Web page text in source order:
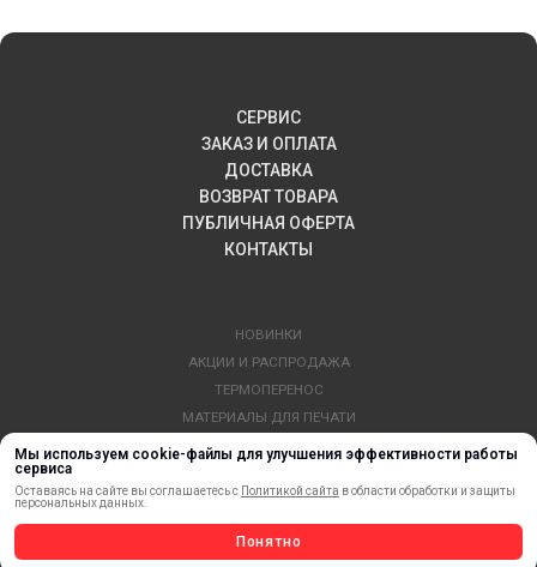
Мы используем cookie-файлы для улучшения эффективности работы
сервиса
Оставаясь на сайте вы соглашаетесь с Политикой сайта в области обработки и защиты
персональных данных.
Понятно
СЕРВИС
ЗАКАЗ И ОПЛАТА
ДОСТАВКА
ВОЗВРАТ ТОВАРА
ПУБЛИЧНАЯ ОФЕРТА
КОНТАКТЫ
НОВИНКИ
АКЦИИ И РАСПРОДАЖА
ТЕРМОПЕРЕНОС
МАТЕРИАЛЫ ДЛЯ ПЕЧАТИ
САМОКЛЕЯЩИЕСЯ ПЛЕНКИ
СТЕРЖНИ И ТРУБЫ ИЗ АКРИЛА
ОБОРУДОВАНИЕ